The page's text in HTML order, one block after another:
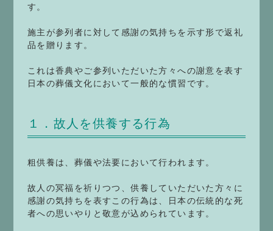
す。
施主が参列者に対して感謝の気持ちを示す形で返礼
品を贈ります。
これは香典やご参列いただいた方々への謝意を表す
日本の葬儀文化において一般的な慣習です。
１．故人を供養する行為
粗供養は、葬儀や法要において行われます。
故人の冥福を祈りつつ、供養していただいた方々に
感謝の気持ちを表すこの行為は、日本の伝統的な死
者への思いやりと敬意が込められています。